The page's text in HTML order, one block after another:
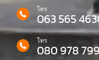
โทร
063 565
โทร
080 978